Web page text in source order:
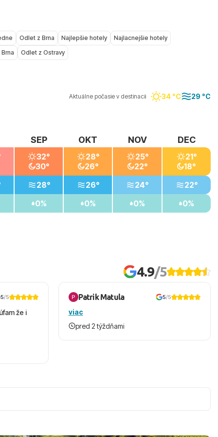
Odlet z Brna Najlepšie hotely
Najlacnejšie hotely
Odlet z Ostravy
Aktuálne počasie v destinacii 34 °C 29 °C
SEP
32°
30°
28°
0%
OKT
28°
26°
26°
0%
NOV
25°
22°
24°
0%
DEC
21°
18°
22°
0%
4.9/5
5/5
že i
Patrik Matula 5/5
viac
pred 2 týždňami